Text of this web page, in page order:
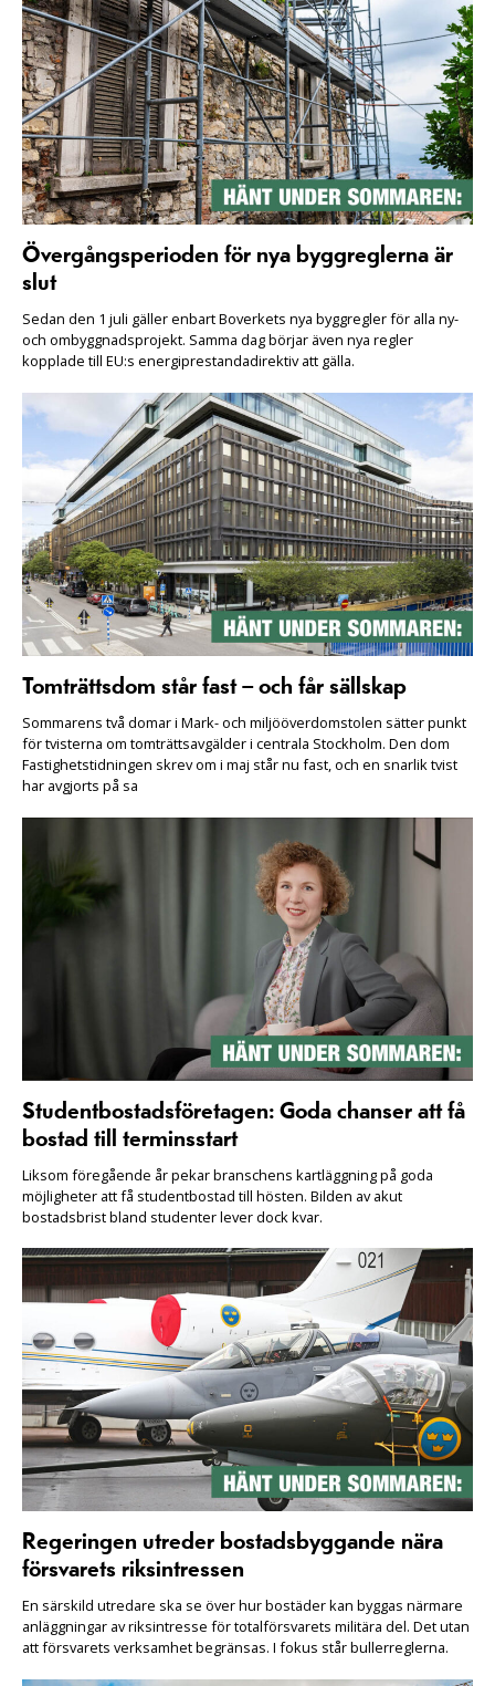
Övergångsperioden för nya byggreglerna är
slut
Sedan den 1 juli gäller enbart Boverkets nya byggregler för alla ny-
och ombyggnadsprojekt. Samma dag börjar även nya regler
kopplade till EU:s energiprestandadirektiv att gälla.
Tomträttsdom står fast – och får sällskap
Sommarens två domar i Mark- och miljööverdomstolen sätter punkt
för tvisterna om tomträttsavgälder i centrala Stockholm. Den dom
Fastighetstidningen skrev om i maj står nu fast, och en snarlik tvist
har avgjorts på sa
Studentbostadsföretagen: Goda chanser att få
bostad till terminsstart
Liksom föregående år pekar branschens kartläggning på goda
möjligheter att få studentbostad till hösten. Bilden av akut
bostadsbrist bland studenter lever dock kvar.
Regeringen utreder bostadsbyggande nära
försvarets riksintressen
En särskild utredare ska se över hur bostäder kan byggas närmare
anläggningar av riksintresse för totalförsvarets militära del. Det utan
att försvarets verksamhet begränsas. I fokus står bullerreglerna.